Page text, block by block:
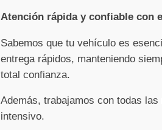
Atención rápida y confiable con
Sabemos que tu vehículo es
entrega rápidos, manteniendo
total confianza.
Además, trabajamos con todas
intensivo.